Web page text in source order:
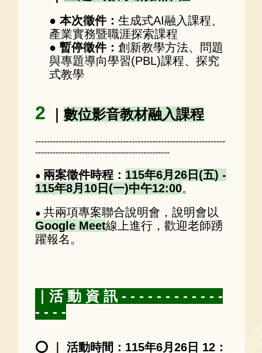
● 本次徵件： 生成式AI融入課程、
產業實務暨職涯探索課程
● 暫停徵件： 創新教學方法、問題
與專題導向學習(PBL)課程、探究
式教學
2 數位影音教材融入課程
-----------------------------------------------------------------
----------------------------------------------
● 兩案徵件時程： 115年6月26日(五) -
115年8月10日(一)中午12:00。
● 共兩項專案聯合說明會，說明會以
Google Meet線上進行，歡迎老師踴
躍報名。
｜活 動 資 訊 - - - - - - - - - - - -
- - - -
⭕ ｜ 活動時間：115年6月26日 12：